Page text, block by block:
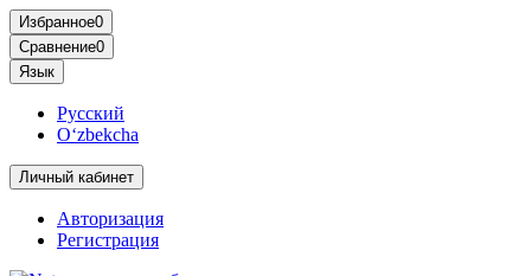
Избранное0
Сравнение0
Язык
Русский
O‘zbekcha
Личный кабинет
Авторизация
Регистрация